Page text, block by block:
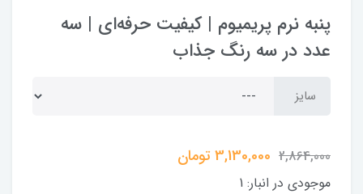
پنبه نرم پریمیوم | کیفیت حرفه‌ای | سه
عدد در سه رنگ جذاب
سایز
2,864,000
3,130,000تومان
موجودی در انبار: 1